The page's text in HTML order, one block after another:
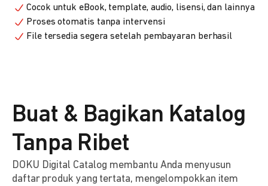
Cocok untuk eBook, template, audio, lisensi, dan lainnya
Proses otomatis tanpa intervensi
File tersedia segera setelah pembayaran berhasil
Buat & Bagikan Katalog
Tanpa Ribet
DOKU Digital Catalog membantu Anda menyusun
daftar produk yang tertata, mengelompokkan item